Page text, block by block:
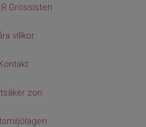
Grossisten
villkor
zon